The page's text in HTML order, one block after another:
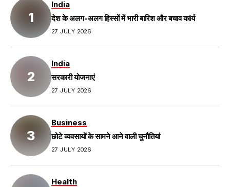
India
देश के अलग-अलग हिस्सों में भारी बारिश और बचाव कIर्य
27 JULY 2026
India
सरकारी योजनाएं
27 JULY 2026
Business
छोटे व्यवसायों के सामने आने वाली चुनौतियां
27 JULY 2026
Health